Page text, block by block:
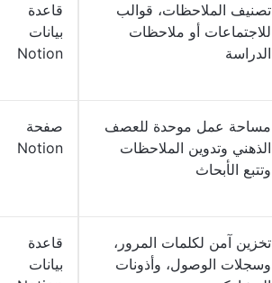
تصنيف الملاحظات، قوالب
للاجتماعات أو ملاحظات
الدراسة
قاعدة
بيانات
Notion
مساحة عمل موحدة للعصف
الذهني وتدوين الملاحظات
وتتبع الأبحاث
صفحة
Notion
تخزين آمن لكلمات المرور،
وسجلات الوصول، وأذونات
قاعدة
بيانات